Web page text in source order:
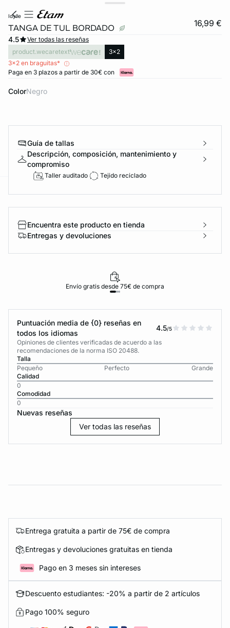
idylle
TANGA DE TUL BORDADO 16,99 €
4.5
Ver todas las reseñas
product.wecaretext
3x2
3x2 en braguitas*
Paga en 3 plazos a partir de 30€ con
Color negro
Guía de tallas
Descripción, composición, mantenimiento y
compromiso
Taller auditado Tejido reciclado
Encuentra este producto en tienda
Entregas y devoluciones
Envío gratis desde 75€ de compra
Puntuación media de {0} reseñas en
todos los idiomas
4.5/5
Opiniones de clientes verificadas de acuerdo a las
recomendaciones de la norma ISO 20488.
Talla
Pequeño
Perfecto
Grande
Calidad
0
Comodidad
0
Nuevas reseñas
Ver todas las reseñas
Entrega gratuita a partir de 75€ de compra
Entregas y devoluciones gratuitas en tienda
Pago en 3 meses sin intereses
Descuento estudiantes: -20% a partir de 2 artículos
Pago 100% seguro